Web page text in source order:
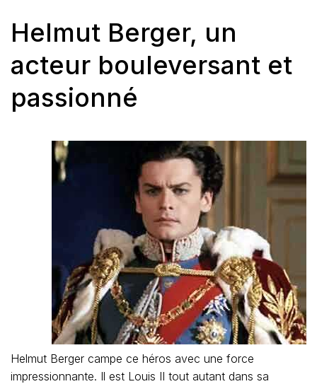
Helmut Berger, un
acteur bouleversant et
passionné
Helmut Berger campe ce héros avec une force
impressionnante. Il est Louis II tout autant dans sa